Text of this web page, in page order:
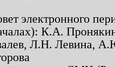
электронного
К.А.
Л.Н. Левина,